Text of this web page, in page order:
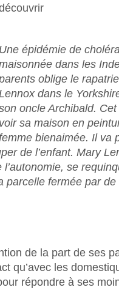
Une épidémie de
dans les
oblige le
dans le
oncle Archibald.
voir sa maison en
bienaimée. Il va
de l’enfant. Mary
se
parcelle fermée par
de la part de ses
qu’avec les
répondre à ses